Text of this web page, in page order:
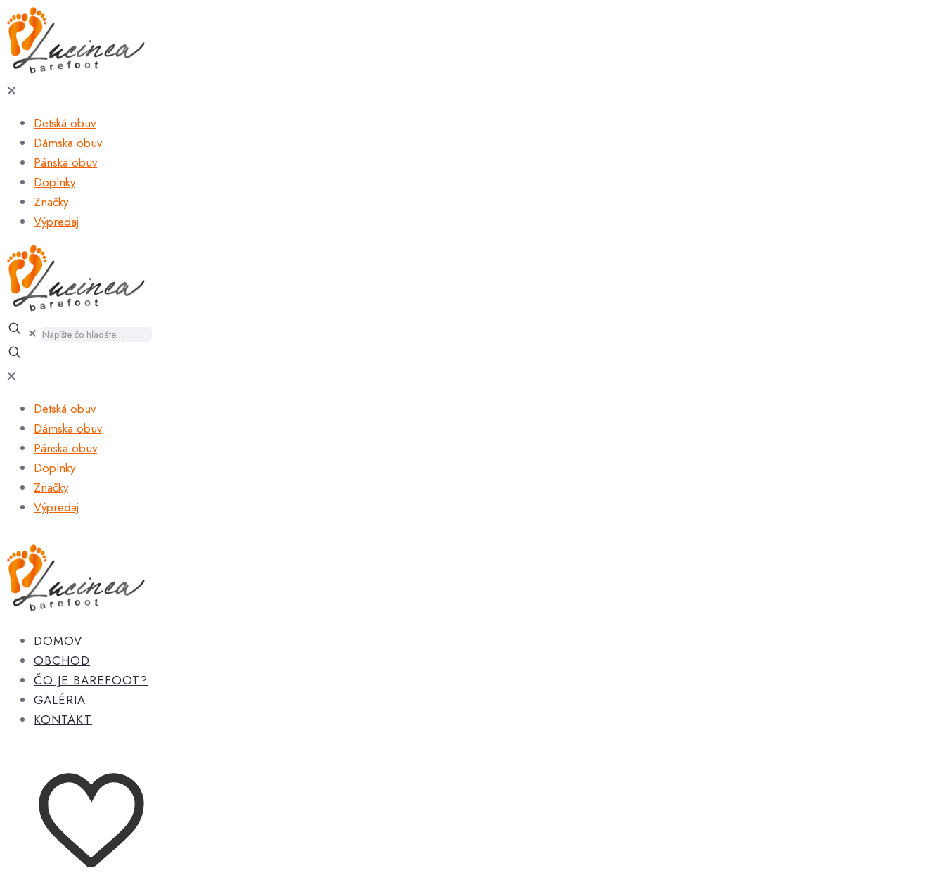
✕
Detská obuv
Dámska obuv
Pánska obuv
Doplnky
Značky
Výpredaj
✕
✕
Detská obuv
Dámska obuv
Pánska obuv
Doplnky
Značky
Výpredaj
DOMOV
OBCHOD
ČO JE BAREFOOT?
GALÉRIA
KONTAKT